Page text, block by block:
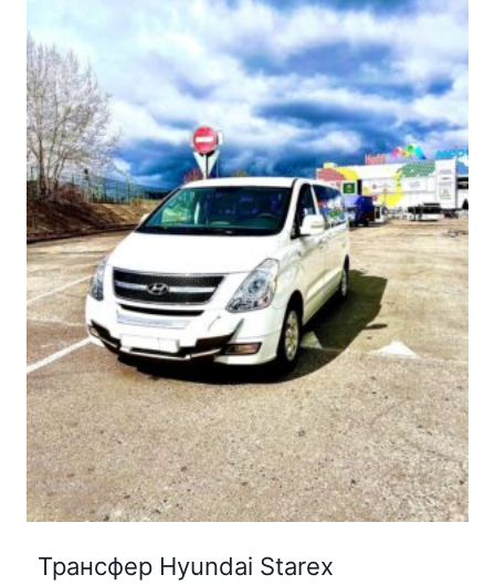
Трансфер Hyundai Starex